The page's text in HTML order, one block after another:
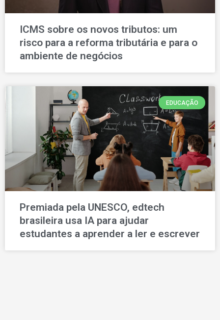
ICMS sobre os novos tributos: um
risco para a reforma tributária e para o
ambiente de negócios
EDUCAÇÃO
Premiada pela UNESCO, edtech
brasileira usa IA para ajudar
estudantes a aprender a ler e escrever